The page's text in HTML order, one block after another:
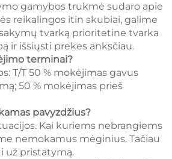
gamybos trukmė sudaro apie
reikalingos itin skubiai, galime
tvarką prioritetine tvarka
ir išsiųsti prekes anksčiau.
terminai?
T/T 50 % mokėjimas gavus
50 % mokėjimas prieš
pavyzdžius?
Kai kuriems nebrangiems
nemokamus mėginius. Tačiau
už pristatymą.